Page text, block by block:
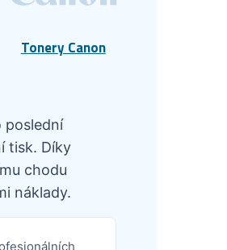
Tonery Canon
poslední
tisk. Díky
chodu
náklady.